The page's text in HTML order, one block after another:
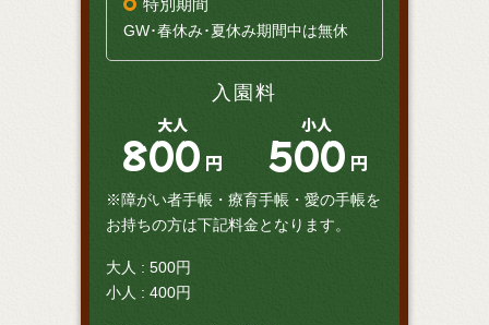
特別期間
GW･春休み･夏休み期間中は無休
入園料
大人
800 円
小人
500 円
※障がい者手帳・療育手帳・愛の手帳を
お持ちの方は下記料金となります。
大人 : 500円
小人 : 400円